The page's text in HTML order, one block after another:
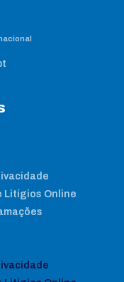
Litígios Online